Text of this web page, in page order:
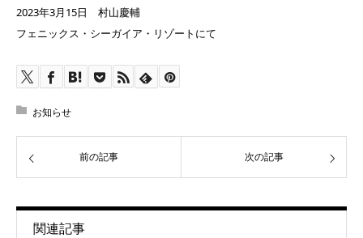
2023年3月15日 村山慶輔
フェニックス・シーガイア・リゾートにて
お知らせ
前の記事 次の記事
関連記事